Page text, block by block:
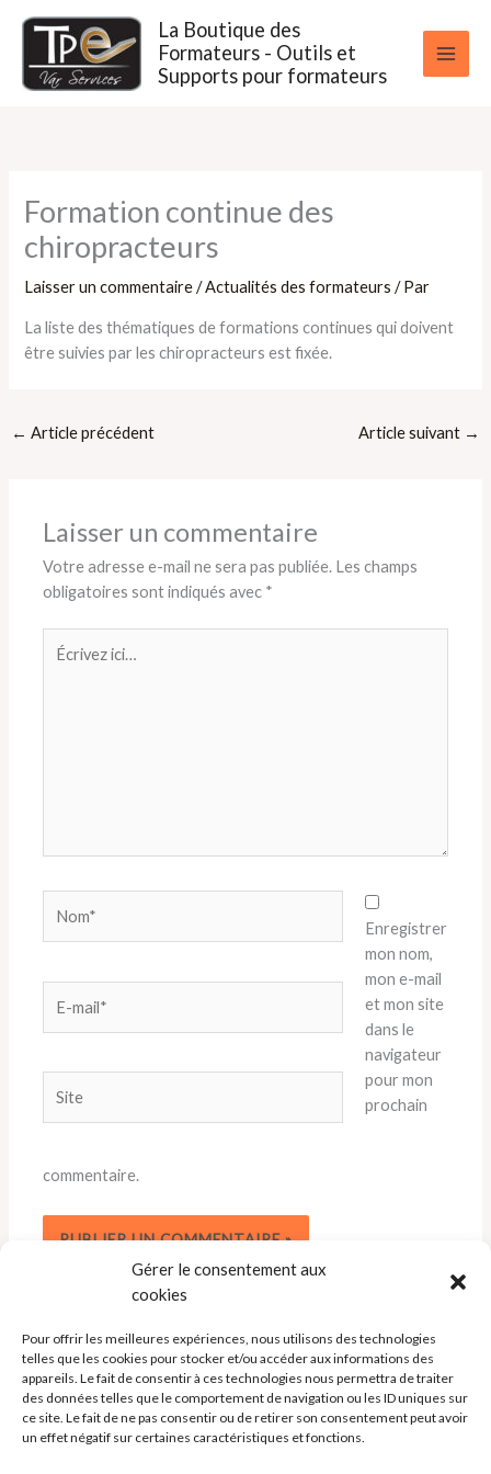
Gérer le consentement aux
cookies
Pour offrir les meilleures expériences, nous utilisons des technologies
telles que les cookies pour stocker et/ou accéder aux informations des
appareils. Le fait de consentir à ces technologies nous permettra de traiter
des données telles que le comportement de navigation ou les ID uniques sur
ce site. Le fait de ne pas consentir ou de retirer son consentement peut avoir
un effet négatif sur certaines caractéristiques et fonctions.
contenu
La Boutique des
Formateurs - Outils et
Supports pour formateurs
Formation continue des
chiropracteurs
Laisser un commentaire /Actualités des formateurs / Par
La liste des thématiques de formations continues qui doivent
être suivies par les chiropracteurs est fixée.
← Article précédent Article suivant →
Laisser un commentaire
Votre adresse e-mail ne sera pas publiée. Les champs
obligatoires sont indiqués avec *
ici…
mail*
Enregistrer
mon nom,
mon e-mail
et mon site
dans le
navigateur
pour mon
prochain
commentaire.